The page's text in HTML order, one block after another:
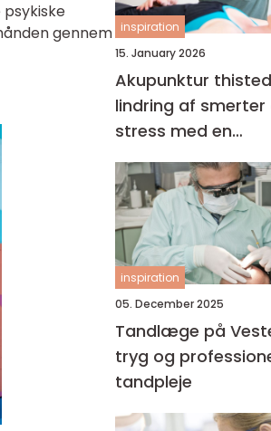
gennem inspiration
15. January 2026
Akupunktur thisted
lindring af smerter
stress med en
helhedsorienteret
tilgang
inspiration
05. December 2025
Tandlæge på
tryg og
tandpleje